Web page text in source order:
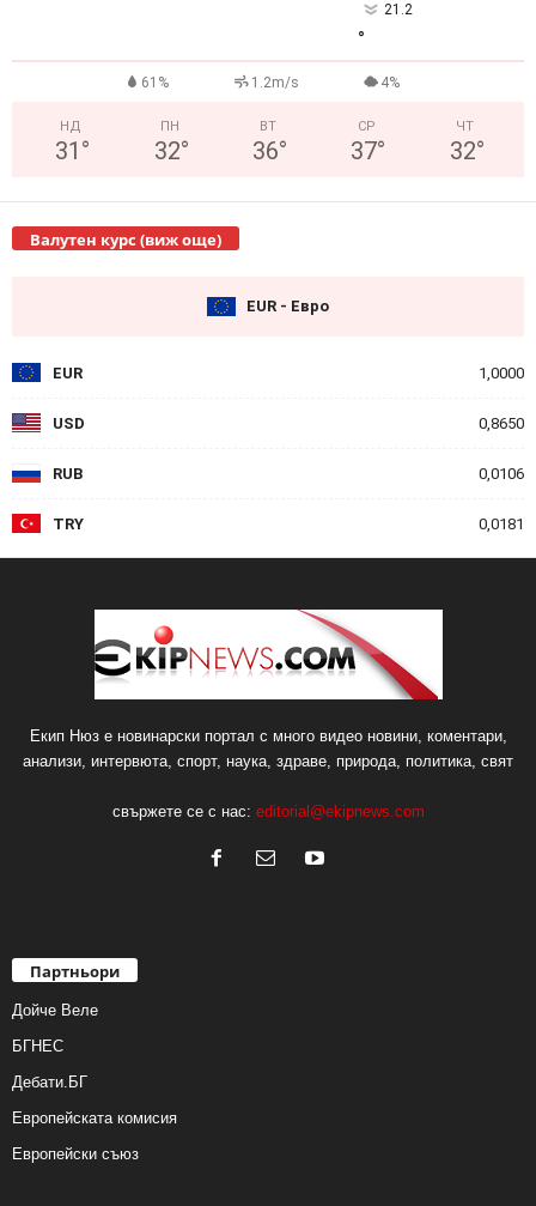
21.2
°
61% 1.2m/s 4%
НД
31 °
ПН
32°
ВТ
36°
СР
37°
ЧТ
32°
Валутен курс (виж още)
EUR - Евро
EUR 1,0000
USD 0,8650
RUB 0,0106
TRY 0,0181
Екип Нюз е новинарски портал с много видео новини, коментари,
анализи, интервюта, спорт, наука, здраве, природа, политика, свят
свържете се с нас: editorial@ekipnews.com
Партньори
Дойче Веле
БГНЕС
Дебати.БГ
Европейската комисия
Европейски съюз